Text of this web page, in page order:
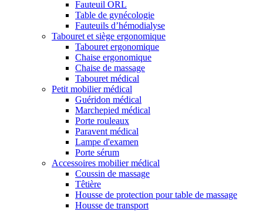
Fauteuil ORL
Table de gynécologie
Fauteuils d’hémodialyse
Tabouret et siège ergonomique
Tabouret ergonomique
Chaise ergonomique
Chaise de massage
Tabouret médical
Petit mobilier médical
Guéridon médical
Marchepied médical
Porte rouleaux
Paravent médical
Lampe d'examen
Porte sérum
Accessoires mobilier médical
Coussin de massage
Têtière
Housse de protection pour table de massage
Housse de transport